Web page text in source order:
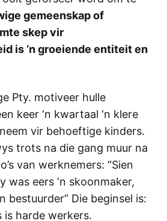
gemeenskap of
skep vir
is ‘n groeiende entiteit en
Pty. motiveer hulle
keer ‘n kwartaal ‘n klere
vir behoeftige kinders.
trots na die gang muur na
van werknemers: “Sien
was eers ‘n skoonmaker,
bestuurder” Die beginsel is:
is harde werkers.